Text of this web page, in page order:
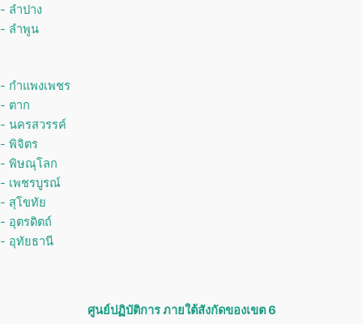
- ลำปาง
- ลำพูน
- กำแพงเพชร
- ตาก
- นครสวรรค์
- พิจิตร
- พิษณุโลก
- เพชรบูรณ์
- สุโขทัย
- อุตรดิตถ์
- อุทัยธานี
ศูนย์ปฏิบัติการ ภายใต้สังกัดของเขต 6